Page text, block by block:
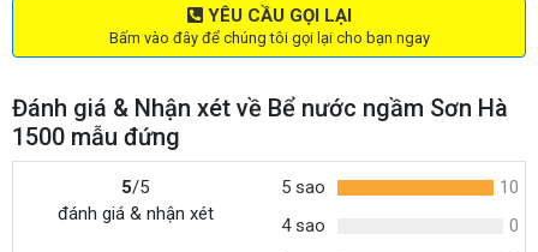
YÊU CẦU GỌI LẠI
Bấm vào đây để chúng tôi gọi lại cho bạn ngay
Đánh giá & Nhận xét về Bể nước ngầm Sơn Hà
1500 mẫu đứng
5/5
đánh giá & nhận xét
5 sao
10
4 sao
0